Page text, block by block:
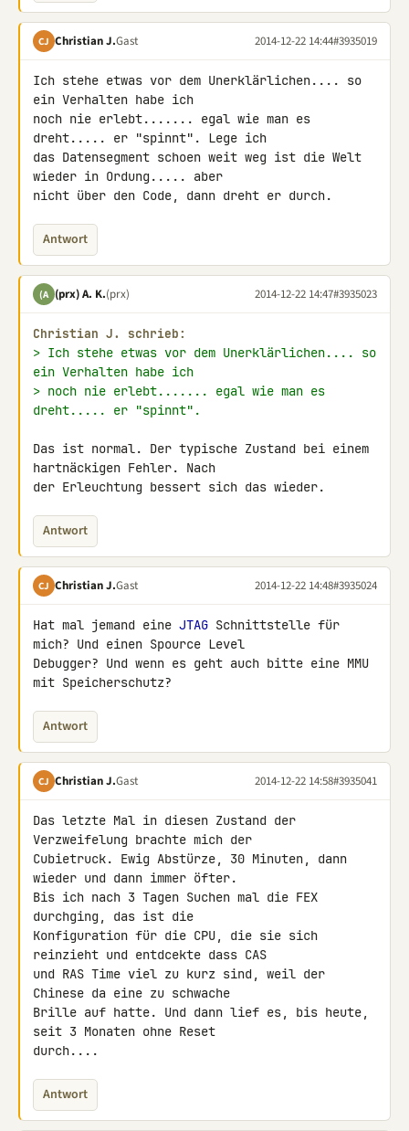
CJ Christian J.Gast 2014-12-22 14:44#3935019
Ich stehe etwas vor dem Unerklärlichen.... so
ein Verhalten habe ich
noch nie erlebt....... egal wie man es
dreht..... er "spinnt". Lege ich
das Datensegment schoen weit weg ist die Welt
wieder in Ordung..... aber
nicht über den Code, dann dreht er durch.
Antwort
(A (prx) A. K.(prx) 2014-12-22 14:47#3935023
Christian J. schrieb:
> Ich stehe etwas vor dem Unerklärlichen.... so
ein Verhalten habe ich
> noch nie erlebt....... egal wie man es
dreht..... er "spinnt".
Das ist normal. Der typische Zustand bei einem
hartnäckigen Fehler. Nach
der Erleuchtung bessert sich das wieder.
Antwort
CJ Christian J.Gast 2014-12-22 14:48#3935024
Hat mal jemand eine JTAG Schnittstelle für
mich? Und einen Spource Level
Debugger? Und wenn es geht auch bitte eine MMU
mit Speicherschutz?
Antwort
CJ Christian J.Gast 2014-12-22 14:58#3935041
Das letzte Mal in diesen Zustand der
Verzweifelung brachte mich der
Cubietruck. Ewig Abstürze, 30 Minuten, dann
wieder und dann immer öfter.
Bis ich nach 3 Tagen Suchen mal die FEX
durchging, das ist die
Konfiguration für die CPU, die sie sich
reinzieht und entdcekte dass CAS
und RAS Time viel zu kurz sind, weil der
Chinese da eine zu schwache
Brille auf hatte. Und dann lief es, bis heute,
seit 3 Monaten ohne Reset
durch....
Antwort